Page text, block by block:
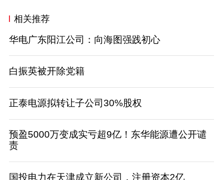
相关推荐
华电广东阳江公司：向海图强践初心
白振英被开除党籍
正泰电源拟转让子公司30%股权
预盈5000万变成实亏超9亿！东华能源遭公开谴
责
国投电力在天津成立新公司，注册资本2亿